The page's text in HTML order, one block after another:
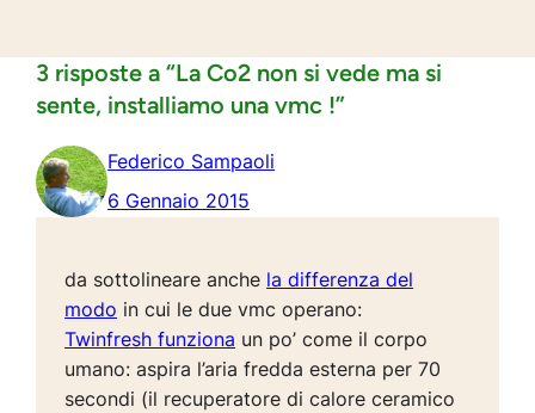
3 risposte a “La Co2 non si vede ma si
sente, installiamo una vmc !”
Federico Sampaoli
6 Gennaio 2015
da sottolineare anche la differenza del
modo in cui le due vmc operano:
Twinfresh funziona un po’ come il corpo
umano: aspira l’aria fredda esterna per 70
secondi (il recuperatore di calore ceramico